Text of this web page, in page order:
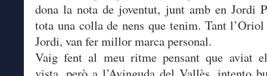
dona la nota de joventut, junt amb en Jordi
tota una colla de nens que tenim. Tant
Jordi, van fer millor marca personal.
Vaig fent al meu ritme pensant que aviat